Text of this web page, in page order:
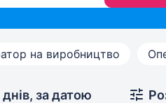
на виробництво
за датою